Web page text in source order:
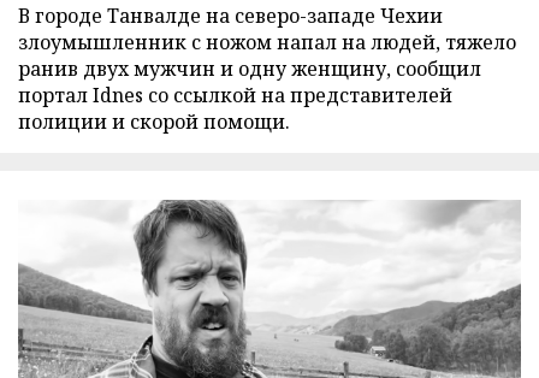
В городе Танвалде на северо-западе Чехии
злоумышленник с ножом напал на людей, тяжело
ранив двух мужчин и одну женщину, сообщил
портал Idnes со ссылкой на представителей
полиции и скорой помощи.